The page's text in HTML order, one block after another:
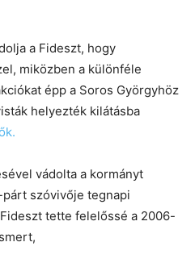
a Fideszt, hogy
miközben a különféle
épp a Soros Györgyhöz
helyezték kilátásba
vádolta a kormányt
szóvivője tegnapi
tette felelőssé a 2006-